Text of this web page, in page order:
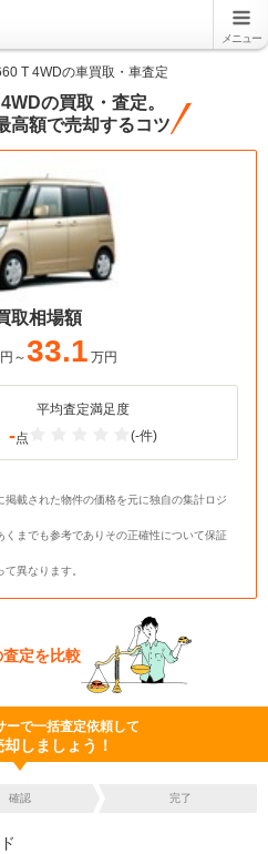
メニュー
T 4WDの車買取・車査定
の買取・査定。
高額で売却するコツ
取相場額
～33.1 万円
平均査定満足度
-点 (-件)
載された物件の価格を元に独自の集計ロジ
までも参考でありその正確性について保証
異なります。
定を比較
ーで一括査定依頼して
しましょう！
確認 完了